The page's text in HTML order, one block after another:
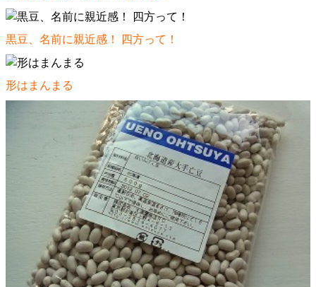
黒豆、名前に親近感！ 四方って！
形はまんまる